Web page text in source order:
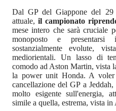
Dal GP del Giappone del 29
attuale, il campionato
mese intero che sarà cruciale
monoposto e
sostanzialmente evolute,
mediorientali. Un lasso di
comodo ad Aston Martin, vista
la power unit Honda. A
cancellazione del GP a
molto esigente sull'energia,
simile a quella, estrema, vista in